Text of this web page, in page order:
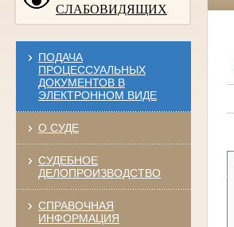
СЛАБОВИДЯЩИХ
ПОДАЧА
ПРОЦЕССУАЛЬНЫХ
ДОКУМЕНТОВ В
ЭЛЕКТРОННОМ ВИДЕ
О СУДЕ
СУДЕБНОЕ
ДЕЛОПРОИЗВОДСТВО
СПРАВОЧНАЯ
ИНФОРМАЦИЯ